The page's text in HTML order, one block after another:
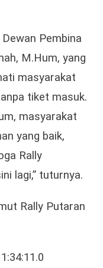
Pembina
M.Hum, yang
masyarakat
tiket masuk.
masyarakat
yang baik,
Rally
lagi,” tuturnya.
Rally Putaran